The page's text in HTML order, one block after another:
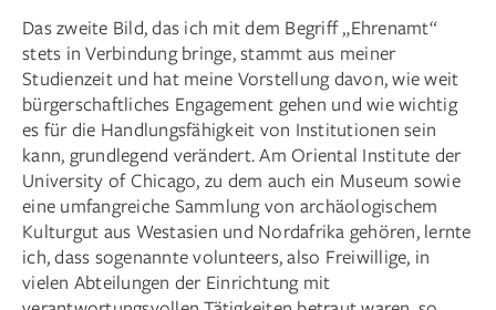
Das zweite Bild, das ich mit dem Begriff „Ehrenamt“
stets in Verbindung bringe, stammt aus meiner
Studienzeit und hat meine Vorstellung davon, wie weit
bürgerschaftliches Engagement gehen und wie wichtig
es für die Handlungsfähigkeit von Institutionen sein
kann, grundlegend verändert. Am Oriental Institute der
University of Chicago, zu dem auch ein Museum sowie
eine umfangreiche Sammlung von archäologischem
Kulturgut aus Westasien und Nordafrika gehören, lernte
ich, dass sogenannte volunteers, also Freiwillige, in
vielen Abteilungen der Einrichtung mit